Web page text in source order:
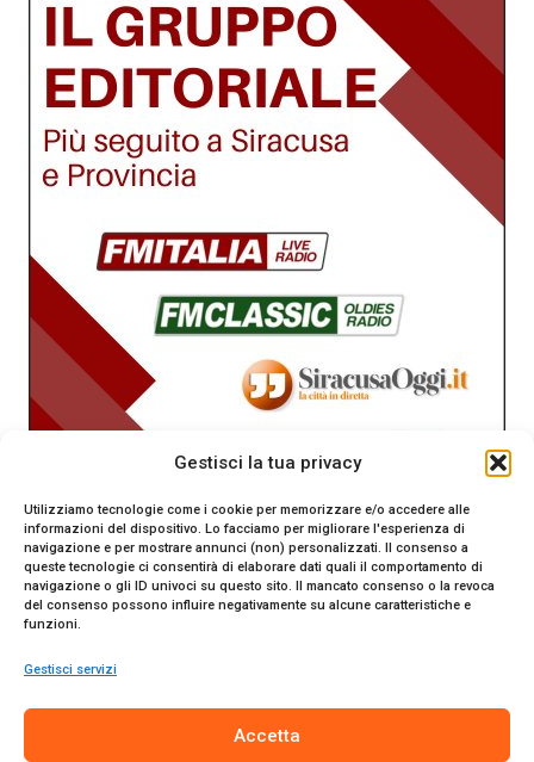
Gestisci la tua privacy
Utilizziamo tecnologie come i cookie per memorizzare e/o accedere alle
informazioni del dispositivo. Lo facciamo per migliorare l'esperienza di
navigazione e per mostrare annunci (non) personalizzati. Il consenso a
queste tecnologie ci consentirà di elaborare dati quali il comportamento di
navigazione o gli ID univoci su questo sito. Il mancato consenso o la revoca
del consenso possono influire negativamente su alcune caratteristiche e
funzioni.
Gestisci servizi
Accetta
Tribunale di Siracusa. Direttore responsabile Gianni Catania.